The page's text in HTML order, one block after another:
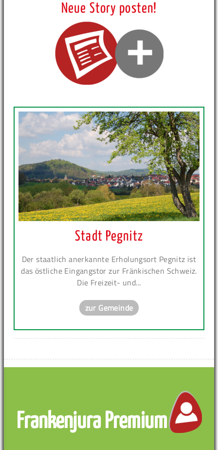
Neue Story posten!
Stadt Pegnitz
Der staatlich anerkannte Erholungsort Pegnitz ist
das östliche Eingangstor zur Fränkischen Schweiz.
Die Freizeit- und...
zur Gemeinde
Frankenjura Premium